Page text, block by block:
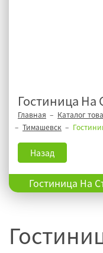
Гостиница На
Главная Каталог
Тимашевск
Назад
Гостиница На